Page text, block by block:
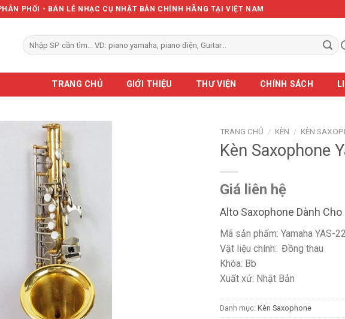
PHỐI - BÁN LẺ NHẠC CỤ NHẬT BẢN CHÍNH HÃNG TẠI VIỆT NAM
Tìm
kiếm:
TRANG CHỦ GIỚI THIỆU THƯ VIỆN CHÍNH SÁCH
TRANG CHỦ / KÈN / KÈN
Kèn Saxophone
Giá liên hệ
Alto Saxophone Dành
Mã sản phẩm: Yamaha YAS-
Vật liệu chính: Đồng thau
Khóa: Bb
Xuất xứ: Nhật Bản
Danh mục: Kèn Saxophone